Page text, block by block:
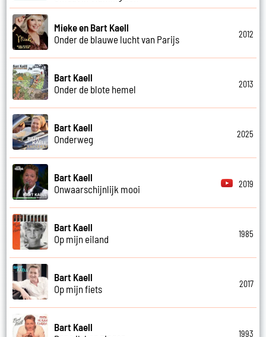
Mieke en Bart Kaell
Onder de blauwe lucht van Parijs
2012
Bart Kaell
Onder de blote hemel
2013
Bart Kaell
Onderweg
2025
Bart Kaell
Onwaarschijnlijk mooi
2019
Bart Kaell
Op mijn eiland
1985
Bart Kaell
Op mijn fiets
2017
Bart Kaell
1993